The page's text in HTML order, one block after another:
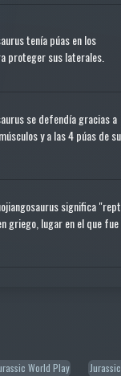
tenía púas en los
proteger sus laterales.
se defendía gracias a
y a las 4 púas de su
significa
griego, lugar en el que fue
World Play